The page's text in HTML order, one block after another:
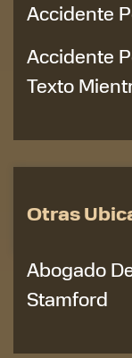
Accidente
Accidente
Texto
Otras
Abogado
Stamford